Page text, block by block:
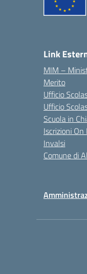
Link
MIM –
Merito
Ufficio
Ufficio
Scuola in
Iscrizioni On
Invalsi
Comune di